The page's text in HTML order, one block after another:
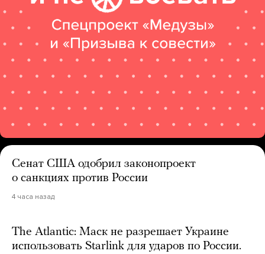
Сенат США одобрил законопроект
о санкциях против России
4 часа назад
The Atlantic: Маск не разрешает Украине
использовать Starlink для ударов по России.